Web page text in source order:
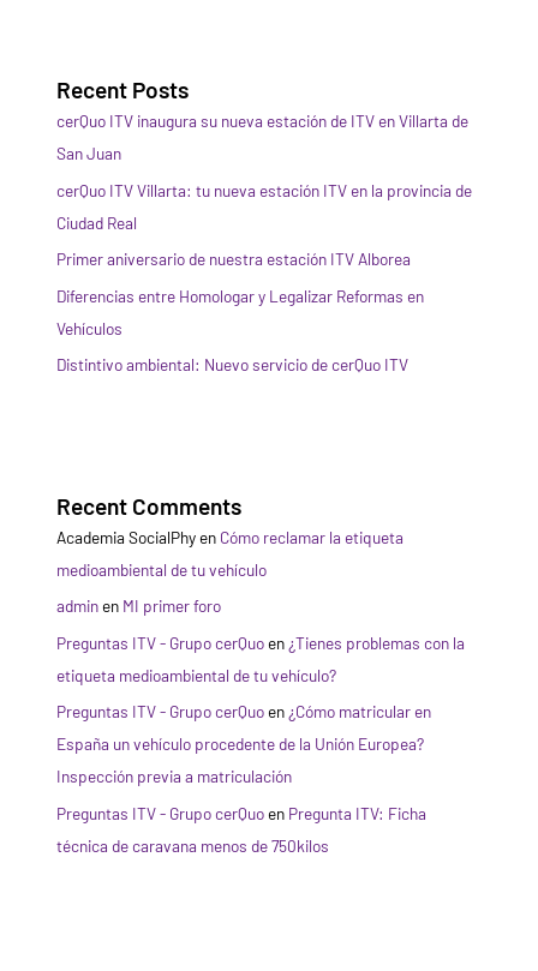
Recent Posts
cerQuo ITV inaugura su nueva estación de ITV en Villarta de
San Juan
cerQuo ITV Villarta: tu nueva estación ITV en la provincia de
Ciudad Real
Primer aniversario de nuestra estación ITV Alborea
Diferencias entre Homologar y Legalizar Reformas en
Vehículos
Distintivo ambiental: Nuevo servicio de cerQuo ITV
Recent Comments
Academia SocialPhyen Cómo reclamar la etiqueta
medioambiental de tu vehículo
adminen MI primer foro
Preguntas ITV - Grupo cerQuoen ¿Tienes problemas con la
etiqueta medioambiental de tu vehículo?
Preguntas ITV - Grupo cerQuoen ¿Cómo matricular en
España un vehículo procedente de la Unión Europea?
Inspección previa a matriculación
Preguntas ITV - Grupo cerQuoen Pregunta ITV: Ficha
técnica de caravana menos de 750kilos